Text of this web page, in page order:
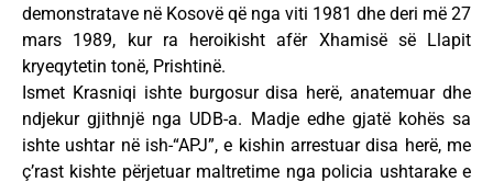
demonstratave në Kosovë që nga viti 1981 dhe deri më 27
mars 1989, kur ra heroikisht afër Xhamisë së Llapit
kryeqytetin tonë, Prishtinë.
Ismet Krasniqi ishte burgosur disa herë, anatemuar dhe
ndjekur gjithnjë nga UDB-a. Madje edhe gjatë kohës sa
ishte ushtar në ish-“APJ”, e kishin arrestuar disa herë, me
ç’rast kishte përjetuar maltretime nga policia ushtarake e